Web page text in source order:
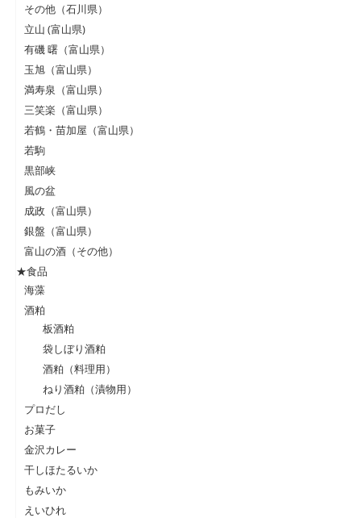
その他（石川県）
立山 (富山県)
有磯 曙（富山県）
玉旭（富山県）
満寿泉（富山県）
三笑楽（富山県）
若鶴・苗加屋（富山県）
若駒
黒部峡
風の盆
成政（富山県）
銀盤（富山県）
富山の酒（その他）
★食品
海藻
酒粕
板酒粕
袋しぼり酒粕
酒粕（料理用）
ねり酒粕（漬物用）
プロだし
お菓子
金沢カレー
干しほたるいか
もみいか
えいひれ